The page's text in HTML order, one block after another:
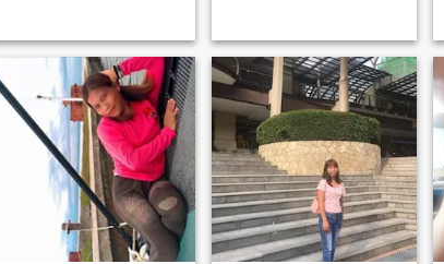
min tid og vil ha noe
meningsfylt. Jeg har hatt
min rettferdige andel av
samtaler med folk som ikke
tar ting seriøst, og det kan
være frustrerende. Hvis du er
oppriktig interessert, la oss
koble til og se hvor det går!
Litt om min livsstil: Jeg bor
alene i fjellet, noe som betyr
at våre samtaler kan være
litt begrenset på grunn av
tilkoblingsproblemer, men
jeg har tilgang til en lokal